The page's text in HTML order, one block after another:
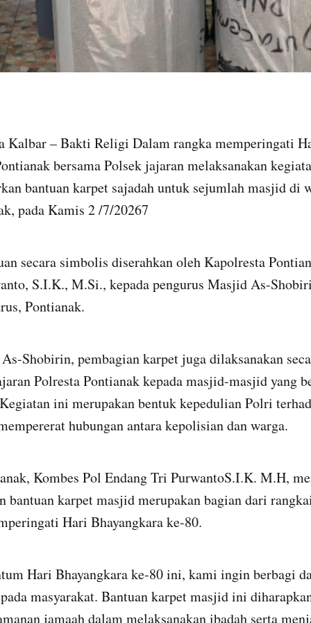
Kalbar – Bakti Religi Dalam rangka memperingati
bersama Polsek jajaran melaksanakan
bantuan karpet sajadah untuk sejumlah masjid di
pada Kamis 2 /7/20267
secara simbolis diserahkan oleh Kapolresta
S.I.K., M.Si., kepada pengurus Masjid As-
Pontianak.
Shobirin, pembagian karpet juga dilaksanakan
Polresta Pontianak kepada masjid-masjid yang
ini merupakan bentuk kepedulian Polri
hubungan antara kepolisian dan warga.
Kombes Pol Endang Tri PurwantoS.I.K. M.H,
bantuan karpet masjid merupakan bagian dari
Hari Bhayangkara ke-80.
Hari Bhayangkara ke-80 ini, kami ingin berbagi
masyarakat. Bantuan karpet masjid ini
jamaah dalam melaksanakan ibadah serta